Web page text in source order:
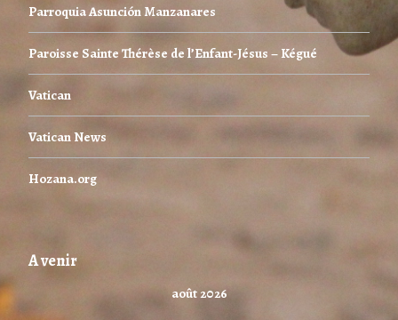
Parroquia Asunción Manzanares
Paroisse Sainte Thérèse de l’Enfant-Jésus – Kégué
Vatican
Vatican News
Hozana.org
A venir
août 2026